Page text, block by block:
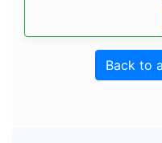
Back to